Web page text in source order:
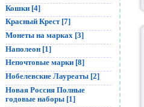
Кошки [4]
Красный Крест [7]
Монеты на марках [3]
Наполеон [1]
Непочтовые марки [8]
Нобелевские Лауреаты [2]
Новая Россия Полные
годовые наборы [1]